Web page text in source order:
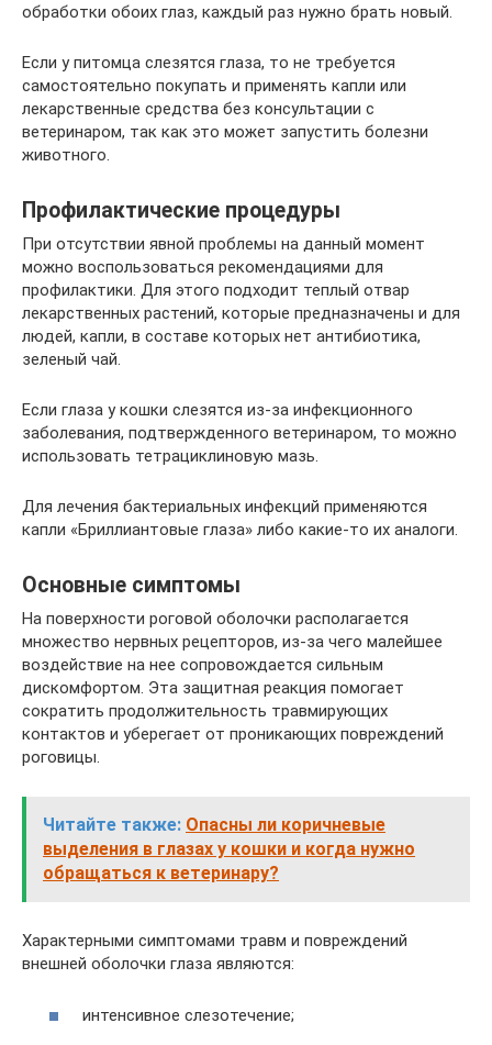
обработки обоих глаз, каждый раз нужно брать новый.
Если у питомца слезятся глаза, то не требуется
самостоятельно покупать и применять капли или
лекарственные средства без консультации с
ветеринаром, так как это может запустить болезни
животного.
Профилактические процедуры
При отсутствии явной проблемы на данный момент
можно воспользоваться рекомендациями для
профилактики. Для этого подходит теплый отвар
лекарственных растений, которые предназначены и для
людей, капли, в составе которых нет антибиотика,
зеленый чай.
Если глаза у кошки слезятся из-за инфекционного
заболевания, подтвержденного ветеринаром, то можно
использовать тетрациклиновую мазь.
Для лечения бактериальных инфекций применяются
капли «Бриллиантовые глаза» либо какие-то их аналоги.
Основные симптомы
На поверхности роговой оболочки располагается
множество нервных рецепторов, из-за чего малейшее
воздействие на нее сопровождается сильным
дискомфортом. Эта защитная реакция помогает
сократить продолжительность травмирующих
контактов и уберегает от проникающих повреждений
роговицы.
Читайте также: Опасны ли коричневые
выделения в глазах у кошки и когда нужно
обращаться к ветеринару?
Характерными симптомами травм и повреждений
внешней оболочки глаза являются:
интенсивное слезотечение;